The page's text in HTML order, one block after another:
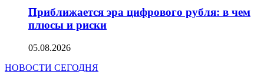
Приближается эра цифрового рубля: в чем
плюсы и риски
05.08.2026
НОВОСТИ СЕГОДНЯ